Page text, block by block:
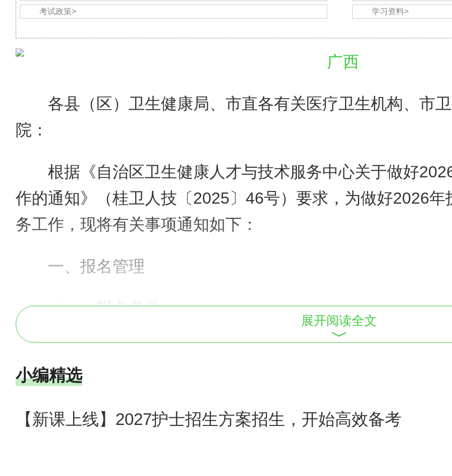
考试政策> 学习资料>
各县（区）卫生健康局、市直各有关医疗卫生机构、市
院：
根据《自治区卫生健康人才与技术服务中心关于做好
作的通知》（桂卫人技〔2025〕46号）要求，为做好2026年
务工作，现将有关事项通知如下：
一、报名管理
（一）报名条件
74号）中报名条件的人员，可以报名参加考试。各考点要严格
展开阅读全文
小编精选
【新课上线】2027护士招生方案招生，开始高效备考